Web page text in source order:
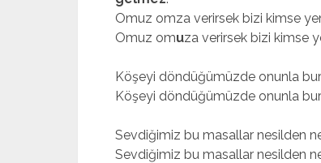
Omuz omza verirsek bizi kimse
Omuz omuza verirsek bizi kimse
Köşeyi döndüğümüzde onunla
Köşeyi döndüğümüzde onunla
Sevdiğimiz bu masallar nesilden
Sevdiğimiz bu masallar nesilden